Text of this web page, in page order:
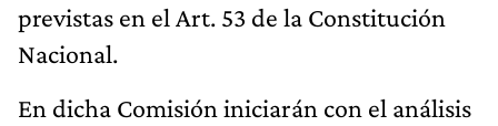
previstas en el Art. 53 de la Constitución
Nacional.
En dicha Comisión iniciarán con el análisis